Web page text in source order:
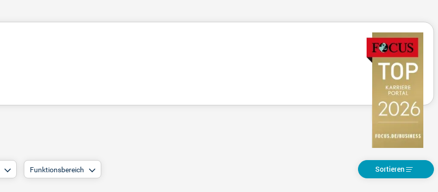
Funktionsbereich Sortieren